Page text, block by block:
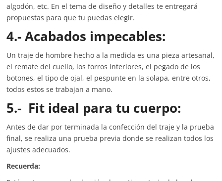
algodón, etc. En el tema de diseño y detalles te entregará
propuestas para que tu puedas elegir.
4.- Acabados impecables:
Un traje de hombre hecho a la medida es una pieza artesanal,
el remate del cuello, los forros interiores, el pegado de los
botones, el tipo de ojal, el pespunte en la solapa, entre otros,
todos estos se trabajan a mano.
5.- Fit ideal para tu cuerpo:
Antes de dar por terminada la confección del traje y la prueba
final, se realiza una prueba previa donde se realizan todos los
ajustes adecuados.
Recuerda: